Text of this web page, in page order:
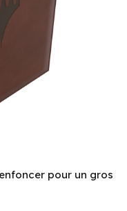
pour un gros